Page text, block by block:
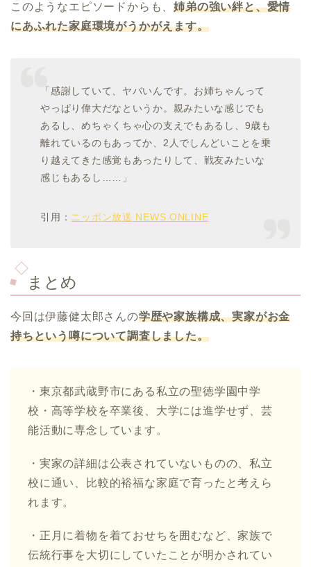
このようなエピソードからも、姉弟の強い絆と、愛情
にあふれた家庭環境がうかがえます。
「感謝していて、ヤバいんです。お姉ちゃんって
やっぱり偉大だなというか。親みたいな感じでも
あるし、めちゃくちゃ心の支えでもあるし、9歳も
離れているのもあってか、2人でしんどいことを乗
り越えてきた感覚もあったりして、戦友みたいな
感じもあるし……」
引用： ニッポン放送 NEWS ONLINE
まとめ
今回は伊藤健太郎さんの学歴や家族構成、実家がお金
持ちという噂について調査しました。
・東京都武蔵野市にある私立の聖徳学園中学
校・高等学校を卒業後、大学には進学せず、芸
能活動に専念しています。
・実家の詳細は公表されていないものの、私立
校に通い、比較的裕福な家庭で育ったと考えら
れます。
・正月に着物を着ておせちを囲むなど、家族で
伝統行事を大切にしていたことが明かされてい